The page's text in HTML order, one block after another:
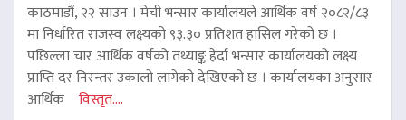
काठमाडौं, २२ साउन । मेची भन्सार कार्यालयले आर्थिक वर्ष २०८२/८३
मा निर्धारित राजस्व लक्ष्यको ९३.३० प्रतिशत हासिल गरेको छ ।
पछिल्ला चार आर्थिक वर्षको तथ्याङ्क हेर्दा भन्सार कार्यालयको लक्ष्य
प्राप्ति दर निरन्तर उकालो लागेको देखिएको छ । कार्यालयका अनुसार
आर्थिक विस्तृत....